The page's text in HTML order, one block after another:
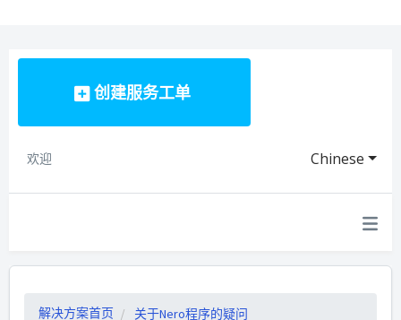
创建服务工单
Chinese
欢迎
解决方案首页 关于Nero程序的疑问